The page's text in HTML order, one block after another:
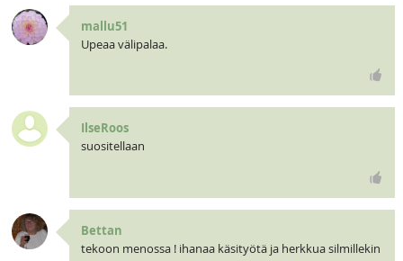
mallu51
Upeaa välipalaa.
IlseRoos
suositellaan
Bettan
tekoon menossa ! ihanaa käsityötä ja herkkua silmillekin